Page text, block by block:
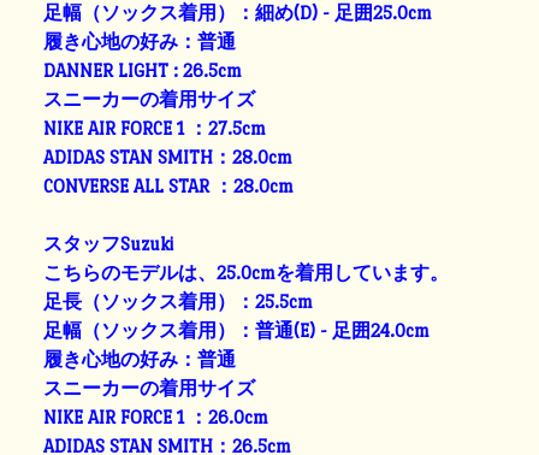
足幅（ソックス着用）：細め(D) - 足囲25.0cm
履き心地の好み：普通
DANNER LIGHT : 26.5cm
スニーカーの着用サイズ
NIKE AIR FORCE 1 ：27.5cm
ADIDAS STAN SMITH：28.0cm
CONVERSE ALL STAR ：28.0cm
スタッフSuzuki
こちらのモデルは、25.0cmを着用しています。
足長（ソックス着用）：25.5cm
足幅（ソックス着用）：普通(E) - 足囲24.0cm
履き心地の好み：普通
スニーカーの着用サイズ
NIKE AIR FORCE 1 ：26.0cm
ADIDAS STAN SMITH：26.5cm